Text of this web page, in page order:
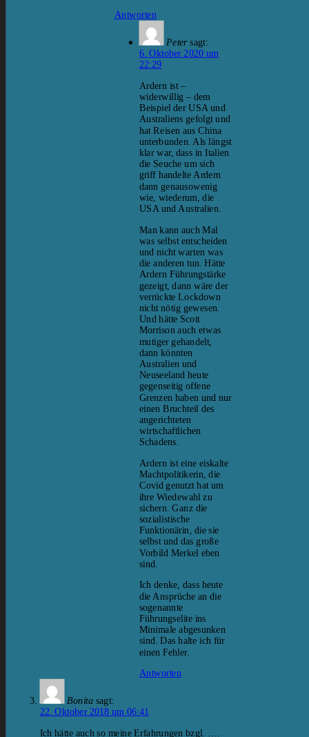
Antworten
Peter sagt:
6. Oktober 2020 um
22:29
Ardern ist –
widerwillig – dem
Beispiel der USA und
Australiens gefolgt und
hat Reisen aus China
unterbunden. Als längst
klar war, dass in Italien
die Seuche um sich
griff handelte Ardern
dann genausowenig
wie, wiederum, die
USA und Australien.
Man kann auch Mal
was selbst entscheiden
und nicht warten was
die anderen tun. Hätte
Ardern Führungstärke
gezeigt, dann wäre der
verrückte Lockdown
nicht nötig gewesen.
Und hätte Scott
Morrison auch etwas
mutiger gehandelt,
dann könnten
Australien und
Neuseeland heute
gegenseitig offene
Grenzen haben und nur
einen Bruchteil des
angerichteten
wirtschaftlichen
Schadens.
Ardern ist eine eiskalte
Machtpolitikerin, die
Covid genutzt hat um
ihre Wiedewahl zu
sichern. Ganz die
sozialistische
Funktionärin, die sie
selbst und das große
Vorbild Merkel eben
sind.
Ich denke, dass heute
die Ansprüche an die
sogenannte
Führungselite ins
Minimale abgesunken
sind. Das halte ich für
einen Fehler.
Antworten
Bonita sagt:
22. Oktober 2018 um 06:41
Ich hätte auch so meine Erfahrungen bzgl. ….